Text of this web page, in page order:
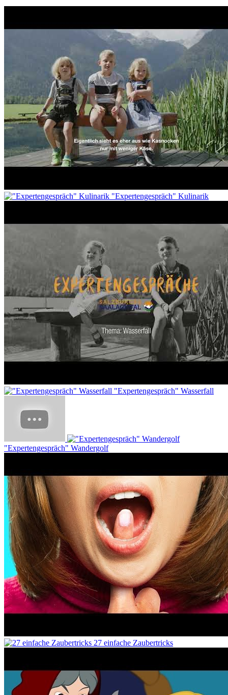
"Expertengespräch" Kulinarik
"Expertengespräch" Wasserfall
"Expertengespräch" Wandergolf
27 einfache Zaubertricks